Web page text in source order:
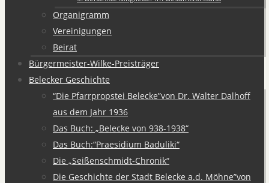
Organigramm
Vereinigungen
Beirat
Bürgermeister-Wilke-Preisträger
Belecker Geschichte
“Die Pfarrpropstei Belecke”von Dr. Walter Dalhoff
aus dem Jahr 1936
Das Buch: „Belecke von 938-1938“
Das Buch:“Praesidium Baduliki“
Die „Seißenschmidt-Chronik“
Die Geschichte der Stadt Belecke a.d. Möhne”von